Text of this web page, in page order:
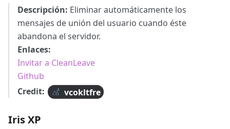
Descripción: Eliminar automáticamente los
mensajes de unión del usuario cuando éste
abandona el servidor.
Enlaces:
Invitar a CleanLeave
Github
Credit:
vcokltfre
Iris XP